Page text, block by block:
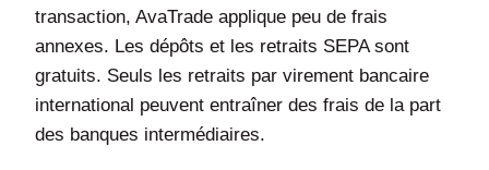
transaction, AvaTrade applique peu de frais
annexes. Les dépôts et les retraits SEPA sont
gratuits. Seuls les retraits par virement bancaire
international peuvent entraîner des frais de la part
des banques intermédiaires.